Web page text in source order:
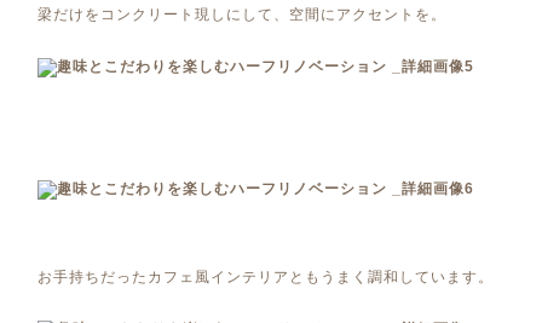
梁だけをコンクリート現しにして、空間にアクセントを。
お手持ちだったカフェ風インテリアともうまく調和しています。